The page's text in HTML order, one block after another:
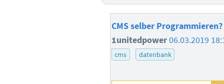
CMS selber Programmieren?
1unitedpower06.03.2019
cms datenbank